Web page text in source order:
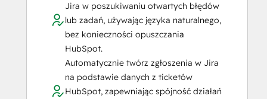
Jira w poszukiwaniu otwartych błędów
lub zadań, używając języka naturalnego,
bez konieczności opuszczania
HubSpot.
Automatycznie twórz zgłoszenia w Jira
na podstawie danych z ticketów
HubSpot, zapewniając spójność działań